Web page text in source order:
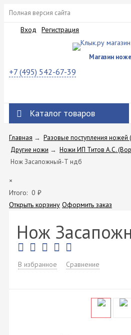
Полная версия сайта
Вход Регистрация
Магазин
+7 (495) 542-67-39
Каталог товаров
Главная → Разовые поступления ножей
Другие ножи → Ножи ИП Титов A.C.
Нож Засапожный-Т ндб
×
Итого: 0 ₽
Открыть корзину Оформить заказ
Нож
В избранное Сравнение